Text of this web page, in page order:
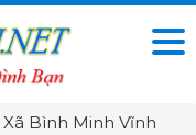
Bình Minh Vĩnh